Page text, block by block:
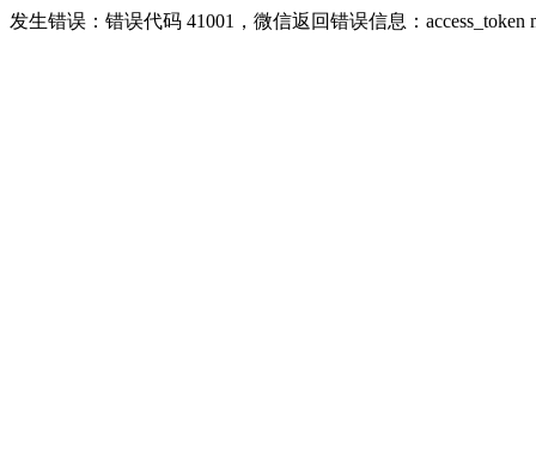
发生错误：错误代码 41001，微信返回错误信息：access_token